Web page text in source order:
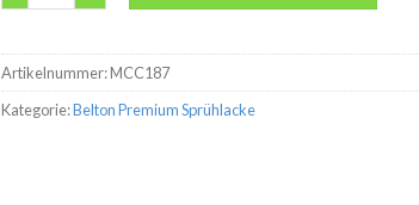
Artikelnummer:MCC187
Kategorie:Belton Premium Sprühlacke